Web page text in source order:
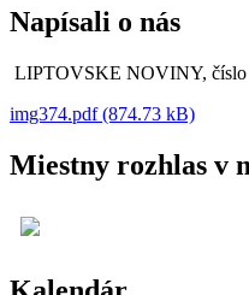
Napísali o nás
LIPTOVSKE NOVINY, číslo
img374.pdf (874.73 kB)
Miestny rozhlas v